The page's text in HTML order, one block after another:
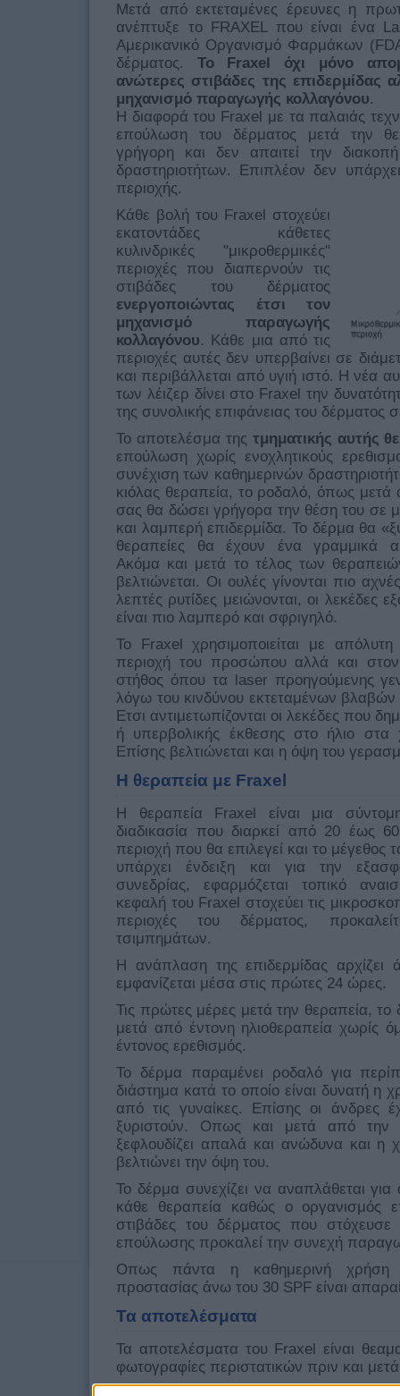
Μετά από εκτεταμένες έρευνες η
ανέπτυξε το FRAXEL που είναι ένα
Αμερικανικό Οργανισμό Φαρμάκων
δέρματος. Το Fraxel όχι μόνο
ανώτερες στιβάδες της επιδερμίδας
μηχανισμό παραγωγής κολλαγόνου.
Η διαφορά του Fraxel με τα παλαιάς
επούλωση του δέρματος μετά την
γρήγορη και δεν απαιτεί την
δραστηριοτήτων. Επιπλέον δεν
περιοχής.
Κάθε βολή του Fraxel στοχεύει
εκατοντάδες κάθετες
κυλινδρικές "μικροθερμικές"
περιοχές που διαπερνούν τις
στιβάδες του δέρματος
ενεργοποιώντας έτσι τον
μηχανισμό παραγωγής
κολλαγόνου. Κάθε μια από τις
περιοχές αυτές δεν υπερβαίνει σε
και περιβάλλεται από υγιή ιστό. Η νέα
των λέιζερ δίνει στο Fraxel την
της συνολικής επιφάνειας του δέρματος
Το αποτελέσμα της τμηματικής αυτής
επούλωση χωρίς ενοχλητικούς
συνέχιση των καθημερινών
κιόλας θεραπεία, το ροδαλό, όπως μετά
σας θα δώσει γρήγορα την θέση του σε
και λαμπερή επιδερμίδα. Το δέρμα θα
θεραπείες θα έχουν ένα γραμμικά
Ακόμα και μετά το τέλος των
βελτιώνεται. Οι ουλές γίνονται πιο
λεπτές ρυτίδες μειώνονται, οι λεκέδες
είναι πιο λαμπερό και σφριγηλό.
Το Fraxel χρησιμοποιείται με
περιοχή του προσώπου αλλά και
στήθος όπου τα laser προηγούμενης
λόγω του κινδύνου εκτεταμένων βλαβών
Ετσι αντιμετωπίζονται οι λεκέδες που
ή υπερβολικής έκθεσης στο ήλιο στα
Επίσης βελτιώνεται και η όψη του
Η θεραπεία με Fraxel
Η θεραπεία Fraxel είναι μια
διαδικασία που διαρκεί από 20 έως
περιοχή που θα επιλεγεί και το
υπάρχει ένδειξη και για την
συνεδρίας, εφαρμόζεται τοπικό
κεφαλή του Fraxel στοχεύει τις
περιοχές του δέρματος,
τσιμπημάτων.
Η ανάπλαση της επιδερμίδας
εμφανίζεται μέσα στις πρώτες 24 ώρες.
Τις πρώτες μέρες μετά την θεραπεία,
μετά από έντονη ηλιοθεραπεία χωρίς
έντονος ερεθισμός.
Το δέρμα παραμένει ροδαλό για
διάστημα κατά το οποίο είναι δυνατή
από τις γυναίκες. Επίσης οι άνδρες
ξυριστούν. Οπως και μετά από την
ξεφλουδίζει απαλά και ανώδυνα και η
βελτιώνει την όψη του.
Το δέρμα συνεχίζει να αναπλάθεται
κάθε θεραπεία καθώς ο οργανισμός
στιβάδες του δέρματος που
επούλωσης προκαλεί την συνεχή
Οπως πάντα η καθημερινή χρήση
προστασίας άνω του 30 SPF είναι
Τα αποτελέσματα
Τα αποτελέσματα του Fraxel είναι
φωτογραφίες περιστατικών πριν και μετά